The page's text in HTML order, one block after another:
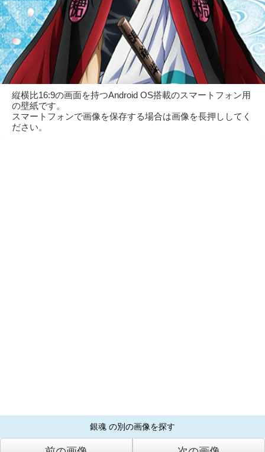
縦横比16:9の画面を持つAndroid OS搭載のスマートフォン用
の壁紙です。
スマートフォンで画像を保存する場合は画像を長押ししてく
ださい。
銀魂 の別の画像を探す